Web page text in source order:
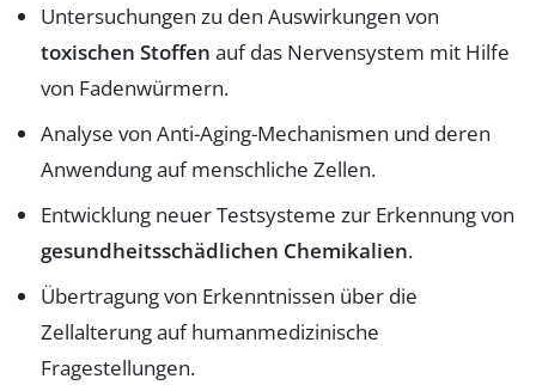
Untersuchungen zu den Auswirkungen von
toxischen Stoffen auf das Nervensystem mit Hilfe
von Fadenwürmern.
Analyse von Anti-Aging-Mechanismen und deren
Anwendung auf menschliche Zellen.
Entwicklung neuer Testsysteme zur Erkennung von
gesundheitsschädlichen Chemikalien.
Übertragung von Erkenntnissen über die
Zellalterung auf humanmedizinische
Fragestellungen.